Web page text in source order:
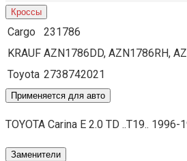
Кроссы
Cargo
231786
KRAUF AZN1786DD, AZN1786RH,
Toyota 2738742021
Применяется для авто
TOYOTA Carina E 2.0 TD ..T19..
Заменители